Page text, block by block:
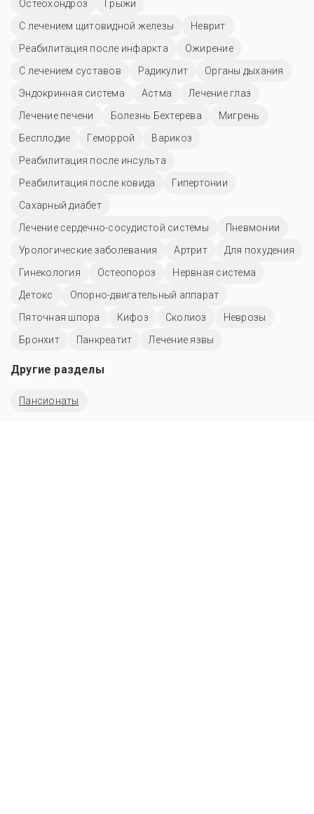
Остеохондроз
Грыжи
С лечением щитовидной железы
Неврит
Реабилитация после инфаркта
Ожирение
С лечением суставов
Радикулит
Органы дыхания
Эндокринная система
Астма
Лечение глаз
Лечение печени
Болезнь Бехтерева
Мигрень
Бесплодие
Геморрой
Варикоз
Реабилитация после инсульта
Реабилитация после ковида
Гипертонии
Сахарный диабет
Лечение сердечно-сосудистой системы
Пневмонии
Урологические заболевания
Артрит
Для похудения
Гинекология
Остеопороз
Нервная система
Детокс
Опорно-двигательный аппарат
Пяточная шпора
Кифоз Сколиоз
Неврозы
Бронхит
Панкреатит Лечение язвы
Другие разделы
Пансионаты